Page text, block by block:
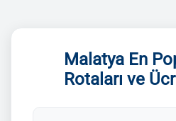
Malatya En
Rotaları ve